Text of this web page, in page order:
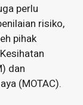
perlu
risiko,
pihak
dan
(MOTAC).